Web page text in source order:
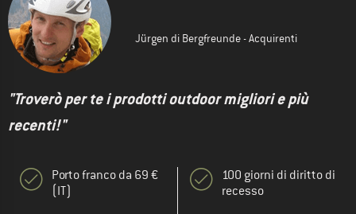
Jürgen di Bergfreunde - Acquirenti
"Troverò per te i prodotti outdoor migliori e più
recenti!"
Porto franco da 69 €
(IT)
100 giorni di diritto di
recesso